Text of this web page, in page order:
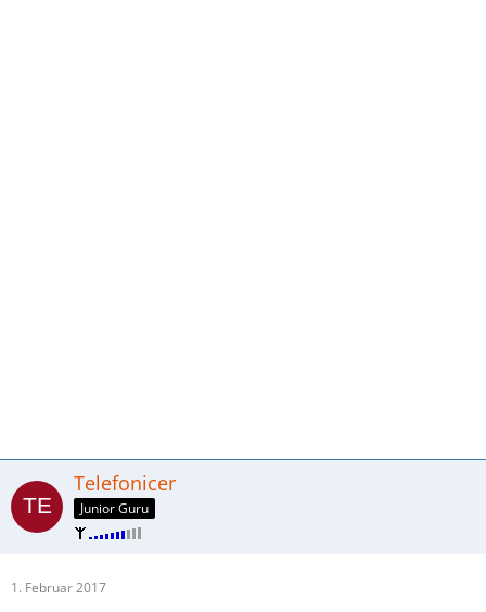
Telefonicer
Junior Guru
1. Februar 2017